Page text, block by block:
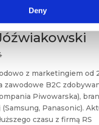
Deny
z marketingiem od
zawodowe B2C
Piwowarska),
Panasonic).
czasu z firmą RS